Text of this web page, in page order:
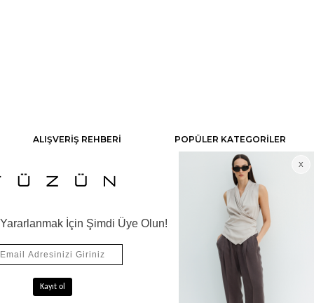
ALIŞVERİŞ REHBERİ
Sipariş, Teslimat ve İade
Gizlilik ve Çerez Politikası
POPÜLER KATEGORİLER